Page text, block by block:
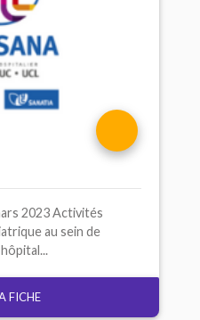
2023 Activités
au sein de
FICHE